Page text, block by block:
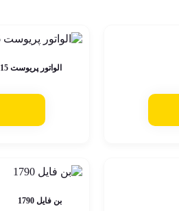
الواتور پریوست 1715
بن فایل 1790